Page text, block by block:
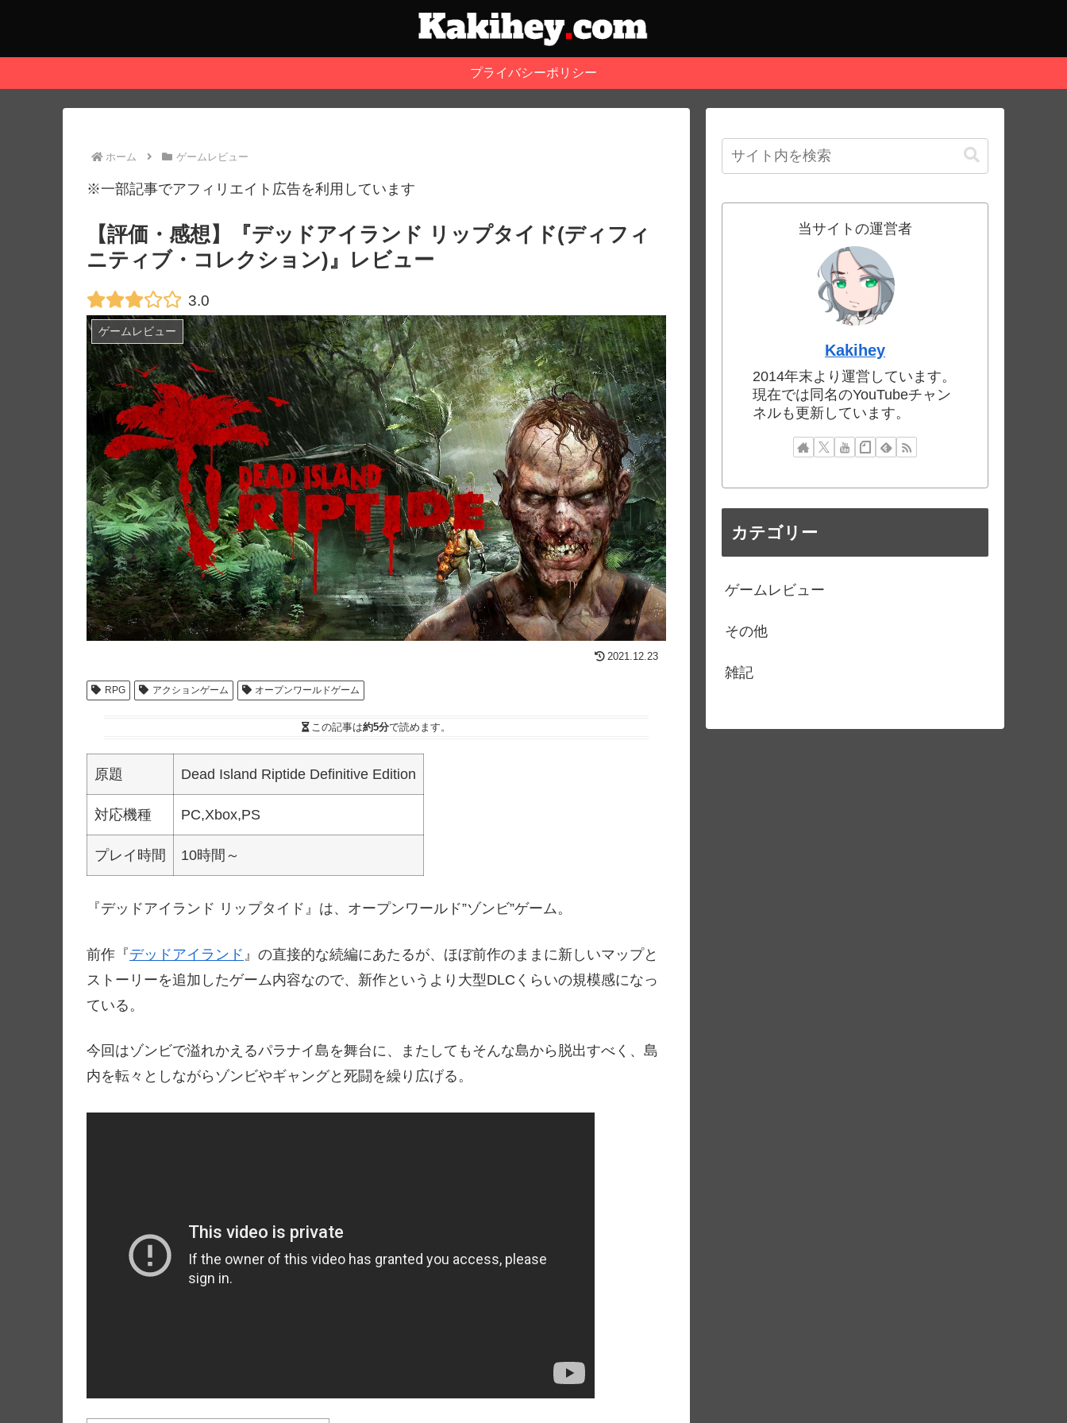
プライバシーポリシー
ホーム ゲームレビュー
※一部記事でアフィリエイト広告を利用しています
【評価・感想】『デッドアイランド リップタイド(ディフィ
ニティブ・コレクション)』レビュー
3.0
ゲームレビュー
2021.12.23
RPG アクションゲーム オープンワールドゲーム
この記事は約5分で読めます。
原題 Dead Island Riptide Definitive Edition
対応機種 PC,Xbox,PS
プレイ時間 10時間～
『デッドアイランド リップタイド』は、オープンワールド”ゾンビ”ゲーム。
前作『デッドアイランド 』の直接的な続編にあたるが、ほぼ前作のままに新しいマップと
ストーリーを追加したゲーム内容なので、新作というより大型DLCくらいの規模感になっ
ている。
今回はゾンビで溢れかえるパラナイ島を舞台に、またしてもそんな島から脱出すべく、島
内を転々としながらゾンビやギャングと死闘を繰り広げる。
当サイトの運営者
Kakihey
2014年末より運営しています。
現在では同名のYouTubeチャン
ネルも更新しています。
カテゴリー
ゲームレビュー
その他
雑記